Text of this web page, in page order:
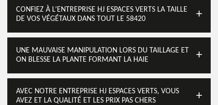
CONFIEZ À L’ENTREPRISE HJ ESPACES VERTS LA TAILLE
DE VOS VÉGÉTAUX DANS TOUT LE 58420
UNE MAUVAISE MANIPULATION LORS DU TAILLAGE ET
ON BLESSE LA PLANTE FORMANT LA HAIE
AVEC NOTRE ENTREPRISE HJ ESPACES VERTS, VOUS
AVEZ ET LA QUALITÉ ET LES PRIX PAS CHERS